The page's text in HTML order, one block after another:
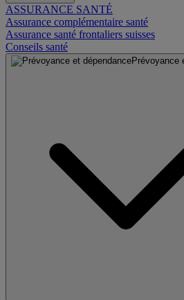
ASSURANCE SANTÉ
Assurance complémentaire santé
Assurance santé frontaliers suisses
Conseils santé
Prévoyance